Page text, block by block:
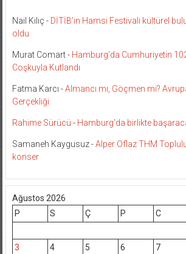
Nail Kılıç - DİTİB’in Hamsi Festivali kültürel
oldu
Murat Comart- Hamburg’da Cumhuriyetin
Coşkuyla Kutlandı
Fatma Karcı -Almancı mı, Göçmen mi?
Gerçekliği
Rahime Sürücü - Hamburg’da birlikte
Samaneh Kaygusuz-Alper Oflaz THM
konser
Ağustos 2026
P
S Ç P C
3
4 5 6 7